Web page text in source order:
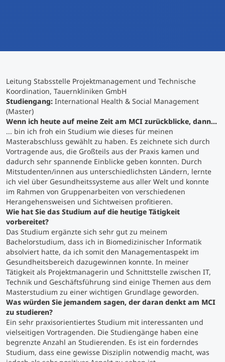
Study Finder Bachelor/Master
Masterclasses
Management-Seminare
Technische Weiterbildung
Maßgeschneiderte Programme
Studienberatung
Executive Education Finder
Leitung Stabsstelle Projektmanagement und Technische
Koordination, Tauernkliniken GmbH
Studiengang: International Health & Social Management
(Master)
Wenn ich heute auf meine Zeit am MCI zurückblicke, dann…
... bin ich froh ein Studium wie dieses für meinen
Masterabschluss gewählt zu haben. Es zeichnete sich durch
Vortragende aus, die Großteils aus der Praxis kamen und
dadurch sehr spannende Einblicke geben konnten. Durch
Mitstudenten/innen aus unterschiedlichsten Ländern, lernte
ich viel über Gesundheitssysteme aus aller Welt und konnte
im Rahmen von Gruppenarbeiten von verschiedenen
Herangehensweisen und Sichtweisen profitieren.
Wie hat Sie das Studium auf die heutige Tätigkeit
vorbereitet?
Das Studium ergänzte sich sehr gut zu meinem
Bachelorstudium, dass ich in Biomedizinischer Informatik
absolviert hatte, da ich somit den Managementaspekt im
Gesundheitsbereich dazugewinnen konnte. In meiner
Tätigkeit als Projektmanagerin und Schnittstelle zwischen IT,
Technik und Geschäftsführung sind einige Themen aus dem
Masterstudium zu einer wichtigen Grundlage geworden.
Was würden Sie jemandem sagen, der daran denkt am MCI
zu studieren?
Ein sehr praxisorientiertes Studium mit interessanten und
vielseitigen Vortragenden. Die Studiengänge haben eine
begrenzte Anzahl an Studierenden. Es ist ein forderndes
Studium, dass eine gewisse Disziplin notwendig macht, was